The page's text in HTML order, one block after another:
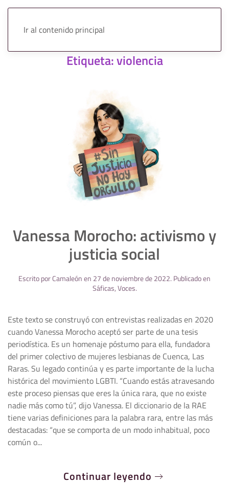
Ir al contenido principal
Etiqueta:violencia
Vanessa Morocho: activismo y
justicia social
Escrito porCamaleónen 27 de noviembre de 2022. Publicado en
Sáficas,Voces.
Este texto se construyó con entrevistas realizadas en 2020
cuando Vanessa Morocho aceptó ser parte de una tesis
periodística. Es un homenaje póstumo para ella, fundadora
del primer colectivo de mujeres lesbianas de Cuenca, Las
Raras. Su legado continúa y es parte importante de la lucha
histórica del movimiento LGBTI. “Cuando estás atravesando
este proceso piensas que eres la única rara, que no existe
nadie más como tú”, dijo Vanessa. El diccionario de la RAE
tiene varias definiciones para la palabra rara, entre las más
destacadas: “que se comporta de un modo inhabitual, poco
común o...
Continuar leyendo